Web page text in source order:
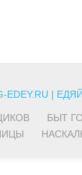
EDEY.RU |
БЫТ